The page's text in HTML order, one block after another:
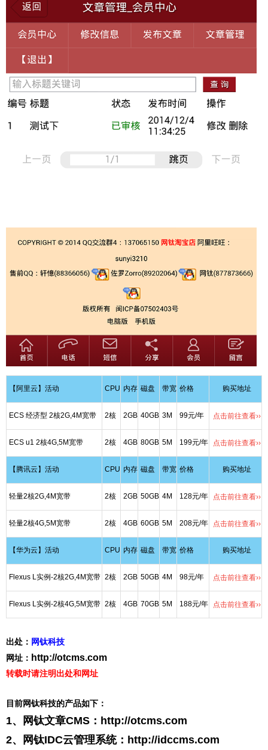
【阿里云】活动 CPU 内存 磁盘 带宽 价格 购买地址
ECS 经济型 2核2G,4M宽带 2核 2GB 40GB 3M 99元/年 点击前往查看››
ECS u1 2核4G,5M宽带 2核 4GB 80GB 5M 199元/年 点击前往查看››
【腾讯云】活动 CPU 内存 磁盘 带宽 价格 购买地址
轻量2核2G,4M宽带 2核 2GB 50GB 4M 128元/年 点击前往查看››
轻量2核4G,5M宽带 2核 4GB 60GB 5M 208元/年 点击前往查看››
【华为云】活动 CPU 内存 磁盘 带宽 价格 购买地址
Flexus L实例-2核2G,4M宽带 2核 2GB 50GB 4M 98元/年 点击前往查看››
Flexus L实例-2核4G,5M宽带 2核 4GB 70GB 5M 188元/年 点击前往查看››
出处： 网钛科技
网址： http://otcms.com
转载时请注明出处和网址
目前网钛科技的产品如下：
1、网钛文章CMS： http://otcms.com
2、网钛IDC云管理系统： http://idccms.com